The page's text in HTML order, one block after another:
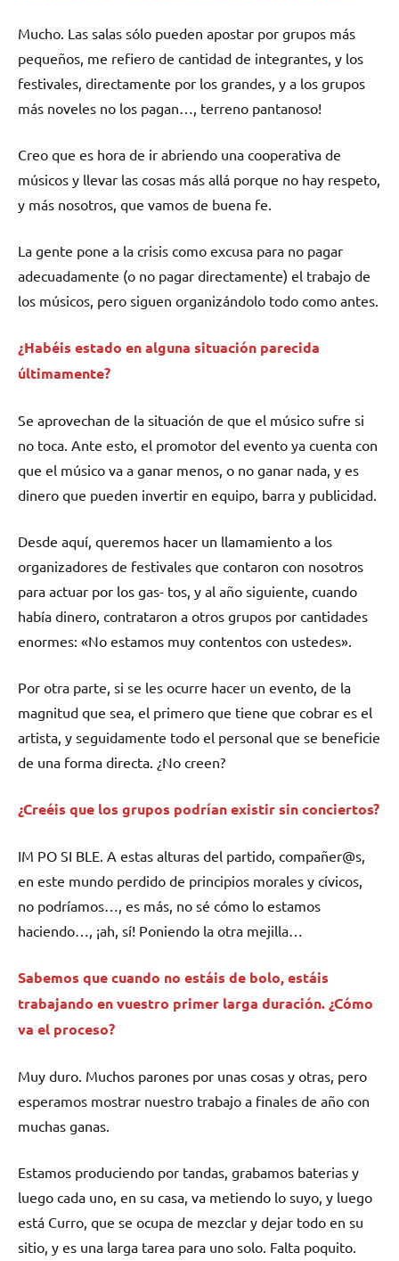
Mucho. Las salas sólo pueden apostar por grupos más
pequeños, me refiero de cantidad de integrantes, y los
festivales, directamente por los grandes, y a los grupos
más noveles no los pagan…, terreno pantanoso!
Creo que es hora de ir abriendo una cooperativa de
músicos y llevar las cosas más allá porque no hay respeto,
y más nosotros, que vamos de buena fe.
La gente pone a la crisis como excusa para no pagar
adecuadamente (o no pagar directamente) el trabajo de
los músicos, pero siguen organizándolo todo como antes.
¿Habéis estado en alguna situación parecida
últimamente?
Se aprovechan de la situación de que el músico sufre si
no toca. Ante esto, el promotor del evento ya cuenta con
que el músico va a ganar menos, o no ganar nada, y es
dinero que pueden invertir en equipo, barra y publicidad.
Desde aquí, queremos hacer un llamamiento a los
organizadores de festivales que contaron con nosotros
para actuar por los gas- tos, y al año siguiente, cuando
había dinero, contrataron a otros grupos por cantidades
enormes: «No estamos muy contentos con ustedes».
Por otra parte, si se les ocurre hacer un evento, de la
magnitud que sea, el primero que tiene que cobrar es el
artista, y seguidamente todo el personal que se beneficie
de una forma directa. ¿No creen?
¿Creéis que los grupos podrían existir sin conciertos?
IM PO SI BLE. A estas alturas del partido, compañer@s,
en este mundo perdido de principios morales y cívicos,
no podríamos…, es más, no sé cómo lo estamos
haciendo…, ¡ah, sí! Poniendo la otra mejilla…
Sabemos que cuando no estáis de bolo, estáis
trabajando en vuestro primer larga duración. ¿Cómo
va el proceso?
Muy duro. Muchos parones por unas cosas y otras, pero
esperamos mostrar nuestro trabajo a finales de año con
muchas ganas.
Estamos produciendo por tandas, grabamos baterias y
luego cada uno, en su casa, va metiendo lo suyo, y luego
está Curro, que se ocupa de mezclar y dejar todo en su
sitio, y es una larga tarea para uno solo. Falta poquito.